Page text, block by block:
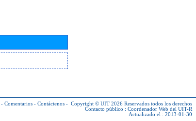
- Comentarios - Contáctenos - Copyright © UIT 2026 Reservados todos los derechos
Contacto público : Coordenador Web del UIT-R
Actualizado el : 2013-01-30